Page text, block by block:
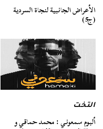
الأعراض الجانبية لنجاة السردية
(ج5)
التخت
ألبوم سمعوني : محمد حماقي و